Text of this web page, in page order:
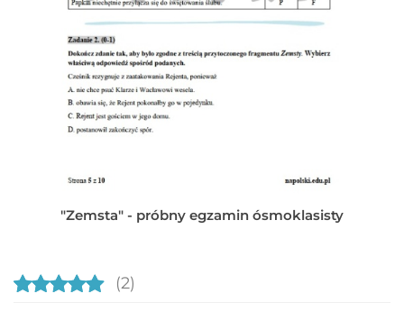
"Zemsta" - próbny egzamin ósmoklasisty
(2)